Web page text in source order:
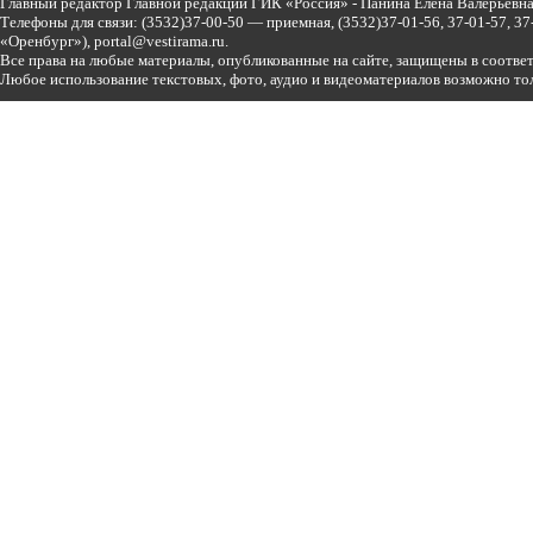
Телефоны для связи: (3532)37-00-50 — приемная, (3532)37-01-56, 37-01-57,
«Оренбург»), portal@vestirama.ru.
Все права на любые материалы, опубликованные на сайте, защищены в
Любое использование текстовых, фото, аудио и видеоматериалов возможно